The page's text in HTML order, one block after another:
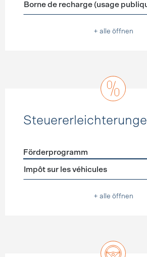
Borne de recharge (usage
+ alle öffnen
Förderprogramme
Förderprogramm
Impôt sur les véhicules
+ alle öffnen